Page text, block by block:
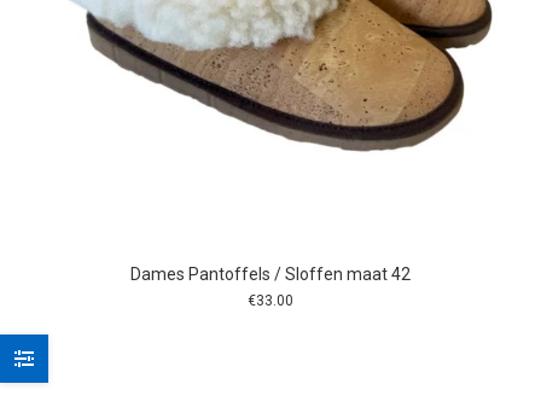
Dames Pantoffels / Sloffen maat 42
€33.00